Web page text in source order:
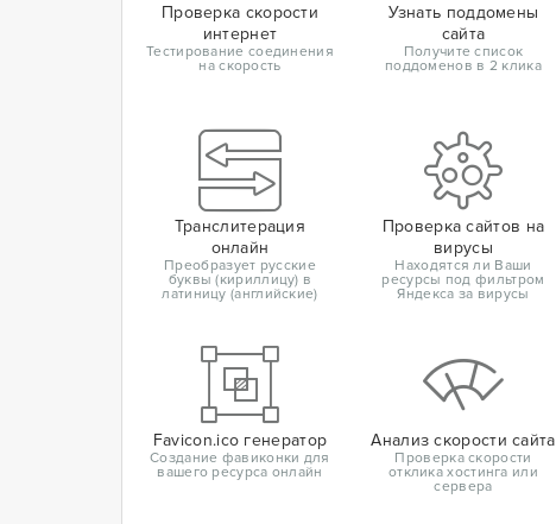
Проверка скорости
интернет
Тестирование соединения
на скорость
Узнать поддомены
сайта
Получите список
поддоменов в 2 клика
Транслитерация
онлайн
Преобразует русские
буквы (кириллицу) в
латиницу (английские)
Проверка сайтов на
вирусы
Находятся ли Ваши
ресурсы под фильтром
Яндекса за вирусы
Favicon.ico генератор
Создание фавиконки для
вашего ресурса онлайн
Анализ скорости сайта
Проверка скорости
отклика хостинга или
сервера